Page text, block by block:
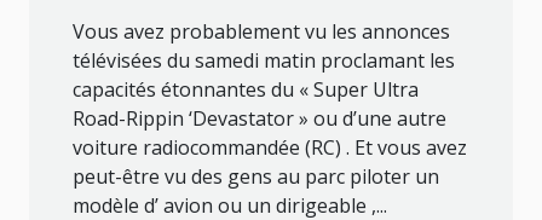
Vous avez probablement vu les annonces
télévisées du samedi matin proclamant les
capacités étonnantes du « Super Ultra
Road-Rippin ‘Devastator » ou d’une autre
voiture radiocommandée (RC) . Et vous avez
peut-être vu des gens au parc piloter un
modèle d’ avion ou un dirigeable ,...